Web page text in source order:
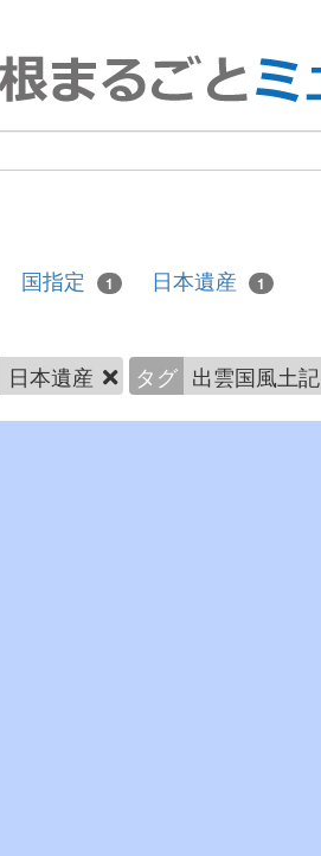
国指定 1 日本遺産 1
日本遺産 タグ 出雲国風土記